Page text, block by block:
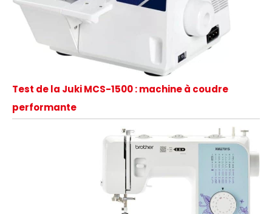
Test de la Juki MCS-1500 : machine à coudre
performante